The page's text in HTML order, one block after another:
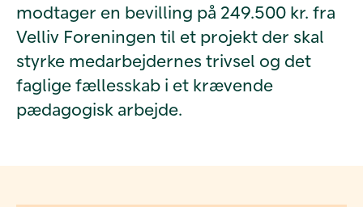
modtager en bevilling på 249.500 kr. fra
Velliv Foreningen til et projekt der skal
styrke medarbejdernes trivsel og det
faglige fællesskab i et krævende
pædagogisk arbejde.